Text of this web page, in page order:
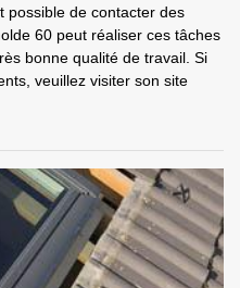
possible de contacter des
60 peut réaliser ces tâches
bonne qualité de travail. Si
veuillez visiter son site